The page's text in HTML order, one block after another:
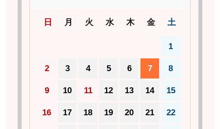
日 月 火 水 木 金 土
1
2 3 4 5 6 7 8
9 10 11 12 13 14 15
16 17 18 19 20 21 22